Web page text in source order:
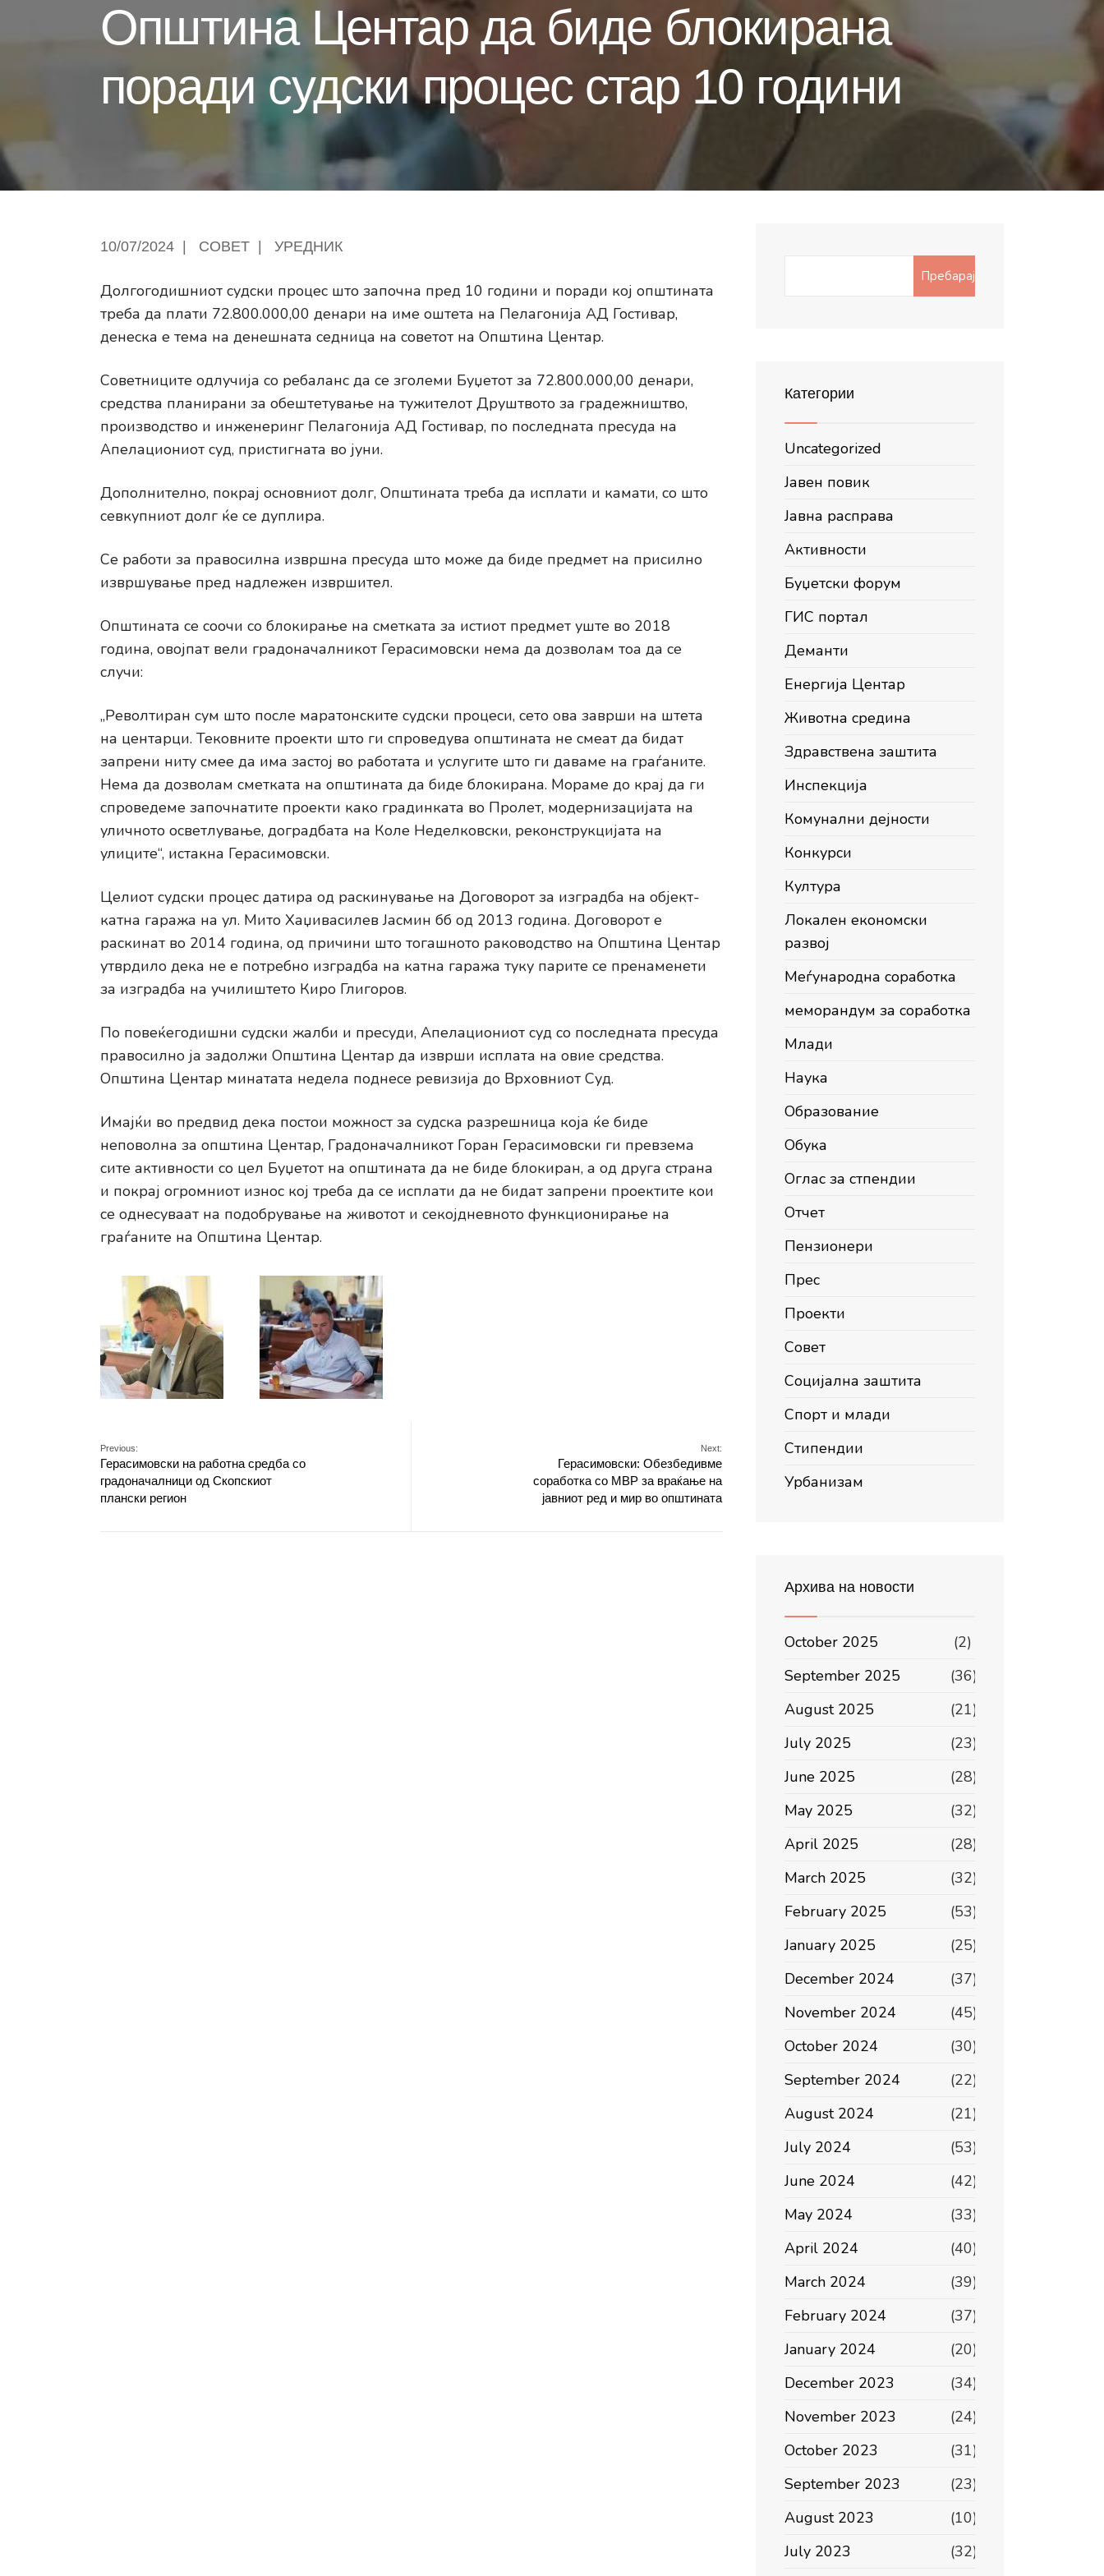
Општина Центар да биде блокирана
поради судски процес стар 10 години
10/07/2024 СОВЕТ УРЕДНИК
Долгогодишниот судски процес што започна пред 10 години и поради кој општината
треба да плати 72.800.000,00 денари на име оштета на Пелагонија АД Гостивар,
денеска е тема на денешната седница на советот на Општина Центар.
Советниците одлучија со ребаланс да се зголеми Буџетот за 72.800.000,00 денари,
средства планирани за обештетување на тужителот Друштвото за градежништво,
производство и инженеринг Пелагонија АД Гостивар, по последната пресуда на
Апелациониот суд, пристигната во јуни.
Дополнително, покрај основниот долг, Општината треба да исплати и камати, со што
севкупниот долг ќе се дуплира.
Се работи за правосилна извршна пресуда што може да биде предмет на присилно
извршување пред надлежен извршител.
Општината се соочи со блокирање на сметката за истиот предмет уште во 2018
година, овојпат вели градоначалникот Герасимовски нема да дозволам тоа да се
случи:
„Револтиран сум што после маратонските судски процеси, сето ова заврши на штета
на центарци. Тековните проекти што ги спроведува општината не смеат да бидат
запрени ниту смее да има застој во работата и услугите што ги даваме на граѓаните.
Нема да дозволам сметката на општината да биде блокирана. Мораме до крај да ги
спроведеме започнатите проекти како градинката во Пролет, модернизацијата на
уличното осветлување, доградбата на Коле Неделковски, реконструкцијата на
улиците“, истакна Герасимовски.
Целиот судски процес датира од раскинување на Договорот за изградба на објект-
катна гаража на ул. Мито Хаџивасилев Јасмин бб од 2013 година. Договорот е
раскинат во 2014 година, од причини што тогашното раководство на Општина Центар
утврдило дека не е потребно изградба на катна гаража туку парите се пренаменети
за изградба на училиштето Киро Глигоров.
По повеќегодишни судски жалби и пресуди, Апелациониот суд со последната пресуда
правосилно ја задолжи Општина Центар да изврши исплата на овие средства.
Општина Центар минатата недела поднесе ревизија до Врховниот Суд.
Имајќи во предвид дека постои можност за судска разрешница која ќе биде
неповолна за општина Центар, Градоначалникот Горан Герасимовски ги превзема
сите активности со цел Буџетот на општината да не биде блокиран, а од друга страна
и покрај огромниот износ кој треба да се исплати да не бидат запрени проектите кои
се однесуваат на подобрување на животот и секојдневното функционирање на
граѓаните на Општина Центар.
Previous:
Герасимовски на работна средба со
градоначалници од Скопскиот
плански регион
Next:
Герасимовски: Обезбедивме
соработка со МВР за враќање на
јавниот ред и мир во општината
Пребарај
Категории
Uncategorized
Јавен повик
Јавна расправа
Активности
Буџетски форум
ГИС портал
Деманти
Енергија Центар
Животна средина
Здравствена заштита
Инспекција
Комунални дејности
Конкурси
Култура
Локален економски
развој
Меѓународна соработка
меморандум за соработка
Млади
Наука
Образование
Обука
Оглас за стпендии
Отчет
Пензионери
Прес
Проекти
Совет
Социјална заштита
Спорт и млади
Стипендии
Урбанизам
Архива на новости
October 2025
(2)
September 2025
(36)
August 2025
(21)
July 2025
(23)
June 2025
(28)
May 2025
(32)
April 2025
(28)
March 2025
(32)
February 2025
(53)
January 2025
(25)
December 2024
(37)
November 2024
(45)
October 2024
(30)
September 2024
(22)
August 2024
(21)
July 2024
(53)
June 2024
(42)
May 2024
(33)
April 2024
(40)
March 2024
(39)
February 2024
(37)
January 2024
(20)
December 2023
(34)
November 2023
(24)
October 2023
(31)
September 2023
(23)
August 2023
(10)
July 2023
(32)